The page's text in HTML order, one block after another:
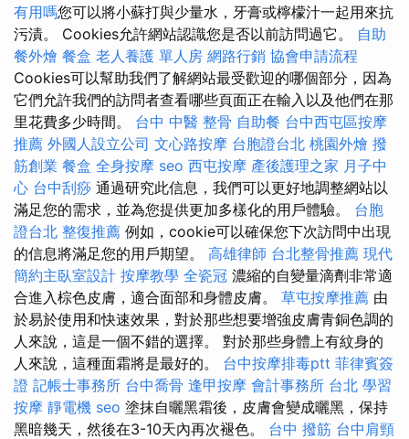
有用嗎您可以將小蘇打與少量水，牙膏或檸檬汁一起用來抗
污漬。 Cookies允許網站認識您是否以前訪問過它。 自助
餐外燴 餐盒 老人養護 單人房 網路行銷 協會申請流程
Cookies可以幫助我們了解網站最受歡迎的哪個部分，因為
它們允許我們的訪問者查看哪些頁面正在輸入以及他們在那
里花費多少時間。 台中 中醫 整骨 自助餐 台中西屯區按摩
推薦 外國人設立公司 文心路按摩 台胞證台北 桃園外燴 撥
筋創業 餐盒 全身按摩 seo 西屯按摩 產後護理之家 月子中
心 台中刮痧 通過研究此信息，我們可以更好地調整網站以
滿足您的需求，並為您提供更加多樣化的用戶體驗。 台胞
證台北 整復推薦 例如，cookie可以確保您下次訪問中出現
的信息將滿足您的用戶期望。 高雄律師 台北整骨推薦 現代
簡約主臥室設計 按摩教學 全瓷冠 濃縮的自變量滴劑非常適
合進入棕色皮膚，適合面部和身體皮膚。 草屯按摩推薦 由
於易於使用和快速效果，對於那些想要增強皮膚青銅色調的
人來說，這是一個不錯的選擇。 對於那些身體上有紋身的
人來說，這種面霜將是最好的。 台中按摩排毒ptt 菲律賓簽
證 記帳士事務所 台中喬骨 逢甲按摩 會計事務所 台北 學習
按摩 靜電機 seo 塗抹自曬黑霜後，皮膚會變成曬黑，保持
黑暗幾天，然後在3-10天內再次褪色。 台中 撥筋 台中肩頸